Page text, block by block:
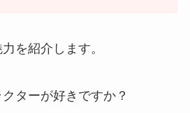
を紹介します。
ターが好きですか？